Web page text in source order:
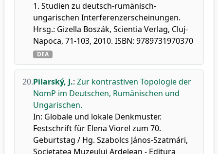
1. Studien zu deutsch-rumänisch-
ungarischen Interferenzerscheinungen.
Hrsg.: Gizella Boszák, Scientia Verlag, Cluj-
Napoca, 71-103, 2010. ISBN: 9789731970370
DEA
20.Pilarský, J.: Zur kontrastiven Topologie der
NomP im Deutschen, Rumänischen und
Ungarischen.
In: Globale und lokale Denkmuster.
Festschrift für Elena Viorel zum 70.
Geburtstag / Hg. Szabolcs János-Szatmári,
Societatea Muzeului Ardelean - Editura